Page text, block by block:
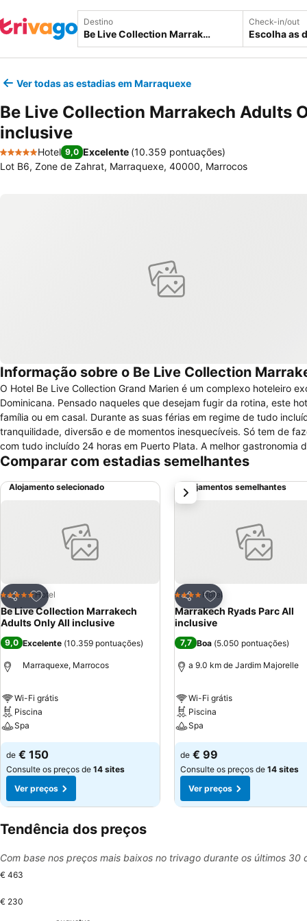
Destino Check-in/out
Escolha as
Ver todas as estadias em Marraquexe
Be Live Collection Marrakech Adults
inclusive
5 Estrelas
Hotel 9,0 Excelente (10.359 pontuações)
Lot B6, Zone de Zahrat, Marraquexe, 40000, Marrocos
Informação sobre o Be Live Collection
O Hotel Be Live Collection Grand Marien é um complexo hoteleiro
Dominicana. Pensado naqueles que desejam fugir da rotina, este
família ou em casal. Durante as suas férias em regime de tudo incluído em Puerto Plata, desfrutará do melhor clima, de umas instalações luxuosas,
tranquilidade, diversão e de momentos inesquecíveis. Só tem de
com tudo incluído 24 horas em Puerto Plata. A melhor
México, Europa, Brasil e um delicioso Gourmet, em regime de tudo incluído. Hotel na praia Costa Dorada. Descanso, diversão e
deitado, a desfrutar do som do mar.
Comparar com estadias semelhantes
Alojamento selecionado
Partilhar
Adicionar aos favoritos
5 EstrelasHotel
Be Live Collection Marrakech
Adults Only All inclusive
9,0 Excelente (10.359 pontuações)
Marraquexe, Marrocos
Wi-Fi grátis
Piscina
Spa
de € 150
Consulte os preços de 14 sites
Ver preços
Alojamentos semelhantes
Partilhar
Adicionar aos
4 EstrelasHotel
Marrakech Ryads Parc All
inclusive
7,7 Boa (5.050 pontuações)
a 9.0 km de Jardim Majorelle
Wi-Fi grátis
Piscina
Spa
de € 99
Consulte os preços de 14 sites
Ver preços
próximo
Tendência dos preços
Com base nos preços mais baixos no trivago durante os últimos 30
€ 463
€ 230